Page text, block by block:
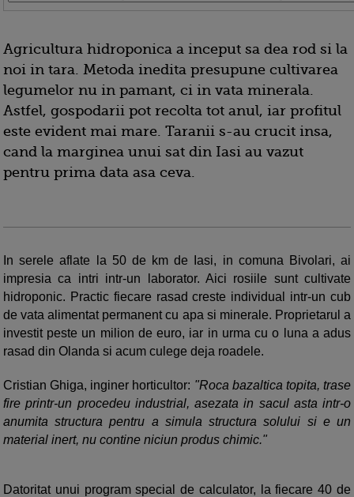
Agricultura hidroponica a inceput sa dea rod si la
noi in tara. Metoda inedita presupune cultivarea
legumelor nu in pamant, ci in vata minerala.
Astfel, gospodarii pot recolta tot anul, iar profitul
este evident mai mare. Taranii s-au crucit insa,
cand la marginea unui sat din Iasi au vazut
pentru prima data asa ceva.
In serele aflate la 50 de km de Iasi, in comuna Bivolari, ai
impresia ca intri intr-un laborator. Aici rosiile sunt cultivate
hidroponic. Practic fiecare rasad creste individual intr-un cub
de vata alimentat permanent cu apa si minerale. Proprietarul a
investit peste un milion de euro, iar in urma cu o luna a adus
rasad din Olanda si acum culege deja roadele.
Cristian Ghiga, inginer horticultor: "Roca bazaltica topita, trase
fire printr-un procedeu industrial, asezata in sacul asta intr-o
anumita structura pentru a simula structura solului si e un
material inert, nu contine niciun produs chimic."
Datoritat unui program special de calculator, la fiecare 40 de